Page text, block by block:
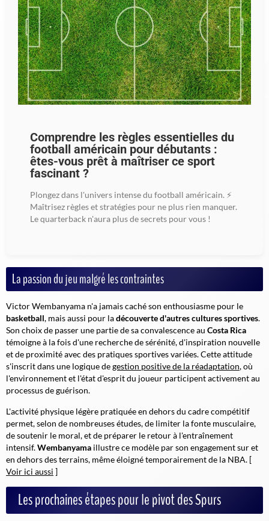
Comprendre les règles essentielles du
football américain pour débutants :
êtes-vous prêt à maîtriser ce sport
fascinant ?
Plongez dans l'univers intense du football américain. ⚡
Maîtrisez règles et stratégies pour ne plus rien manquer.
Le quarterback n'aura plus de secrets pour vous !
La passion du jeu malgré les contraintes
Victor Wembanyama n'a jamais caché son enthousiasme pour le
basketball, mais aussi pour ladécouverte d'autres cultures sportives.
Son choix de passer une partie de sa convalescence au Costa Rica
témoigne à la fois d'une recherche de sérénité, d'inspiration nouvelle
et de proximité avec des pratiques sportives variées. Cette attitude
s'inscrit dans une logique degestion positive de la réadaptation, où
l'environnement et l'état d'esprit du joueur participent activement au
processus de guérison.
L'activité physique légère pratiquée en dehors du cadre compétitif
permet, selon de nombreuses études, de limiter la fonte musculaire,
de soutenir le moral, et de préparer le retour à l'entraînement
intensif.Wembanyama illustre ce modèle par son engagement sur et
en dehors des terrains, même éloigné temporairement de la NBA. [
Voir ici aussi ]
Les prochaines étapes pour le pivot des Spurs